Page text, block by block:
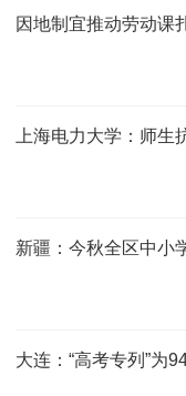
因地制宜推动劳动课
上海电力大学：师生
新疆：今秋全区中小
大连：“高考专列”为